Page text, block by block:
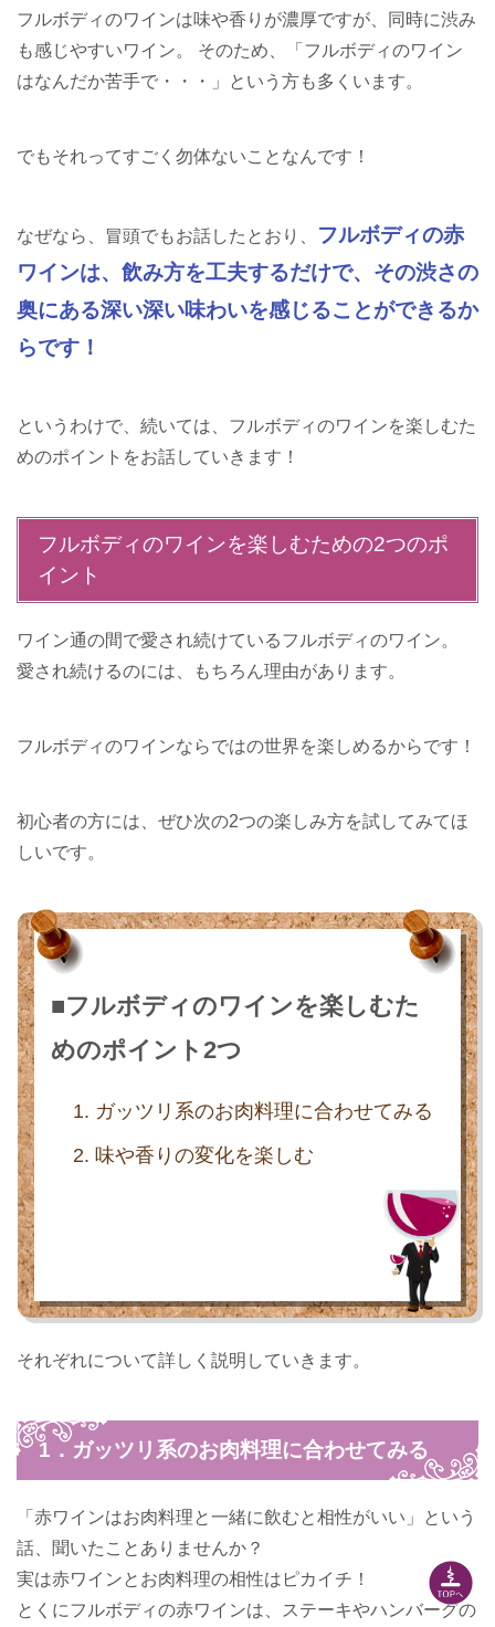
フルボディのワインは味や香りが濃厚ですが、同時に渋み
も感じやすいワイン。 そのため、「フルボディのワイン
はなんだか苦手で・・・」という方も多くいます。
でもそれってすごく勿体ないことなんです！
なぜなら、冒頭でもお話したとおり、
フルボディの赤
ワインは、飲み方を工夫するだけで、その渋さの
奥にある深い深い味わいを感じることができるか
らです！
というわけで、続いては、フルボディのワインを楽しむた
めのポイントをお話していきます！
フルボディのワインを楽しむための2つのポ
イント
ワイン通の間で愛され続けているフルボディのワイン。
愛され続けるのには、もちろん理由があります。
フルボディのワインならではの世界を楽しめるからです！
初心者の方には、ぜひ次の2つの楽しみ方を試してみてほ
しいです。
■フルボディのワインを楽しむた
めのポイント2つ
ガッツリ系のお肉料理に合わせてみる
味や香りの変化を楽しむ
それぞれについて詳しく説明していきます。
1．ガッツリ系のお肉料理に合わせてみる
「赤ワインはお肉料理と一緒に飲むと相性がいい」という
話、聞いたことありませんか？
実は赤ワインとお肉料理の相性はピカイチ！
とくにフルボディの赤ワインは、ステーキやハンバーグの